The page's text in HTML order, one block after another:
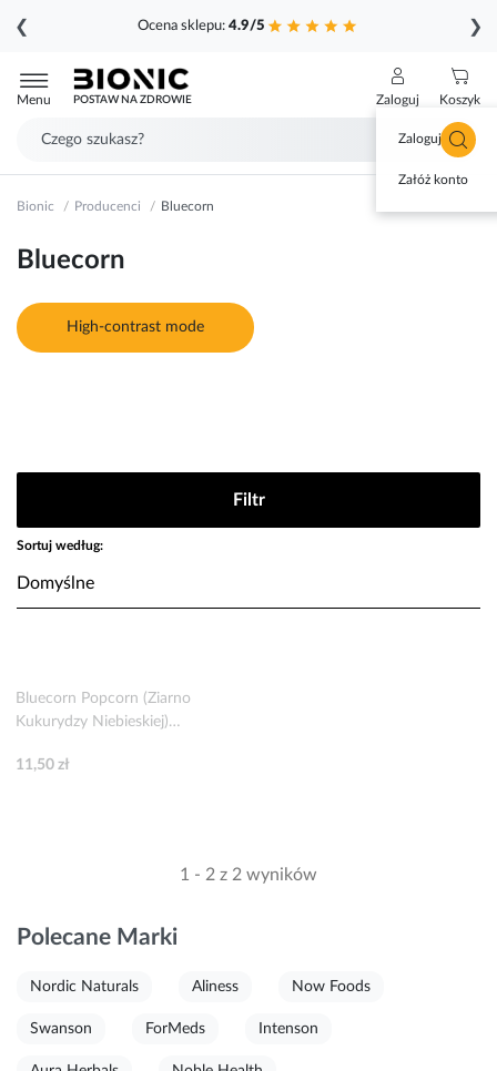
Ocena sklepu: 4.9/5
❮ ❯
do
treści
Menu POSTAW NA ZDROWIE Zaloguj
Zaloguj się
Załóż konto
Koszyk
Bionic Producenci Bluecorn
Bluecorn
High-contrast mode
Filtr
Sortuj według:
Bluecorn Popcorn (Ziarno
Kukurydzy Niebieskiej)
11,50 zł
1 - 2 z 2 wyników
Polecane Marki
Nordic Naturals Aliness Now Foods
Swanson ForMeds Intenson